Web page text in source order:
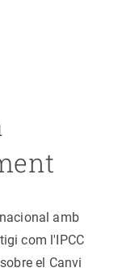
amb
com l'IPCC
el Canvi